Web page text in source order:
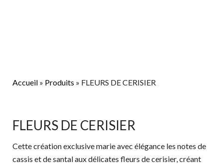
Accueil» Produits » FLEURS DE CERISIER
FLEURS DE CERISIER
Cette création exclusive marie avec élégance les notes de
cassis et de santal aux délicates fleurs de cerisier, créant
FLEURS
DE
CERISIER